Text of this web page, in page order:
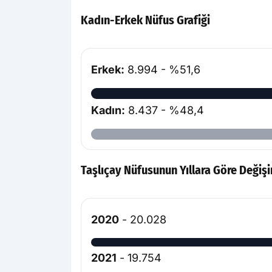
Kadın-Erkek Nüfus Grafiği
Erkek: 8.994 - %51,6
Kadın: 8.437 - %48,4
Taşlıçay Nüfusunun Yıllara Göre
2020 - 20.028
2021 - 19.754